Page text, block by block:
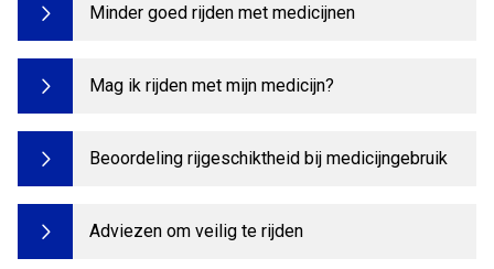
Minder goed rijden met medicijnen
Mag ik rijden met mijn medicijn?
Beoordeling rijgeschiktheid bij medicijngebruik
Adviezen om veilig te rijden